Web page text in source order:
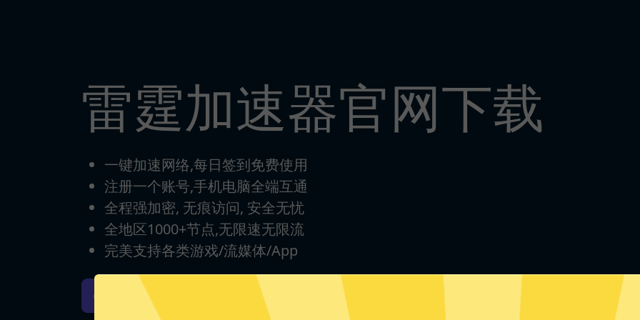
雷霆加速器官网下载
一键加速网络,每日签到免费使用
注册一个账号,手机电脑全端互通
全程强加密, 无痕访问, 安全无忧
全地区1000+节点,无限速无限流
完美支持各类游戏/流媒体/App
雷霆加速器iOS版下载 雷霆加速器安卓版下载